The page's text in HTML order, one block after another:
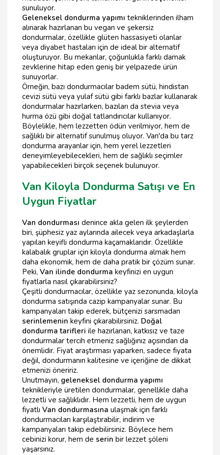
sunuluyor.
Geleneksel dondurma yapımı tekniklerinden ilham
alınarak hazırlanan bu vegan ve şekersiz
dondurmalar, özellikle glüten hassasiyeti olanlar
veya diyabet hastaları için de ideal bir alternatif
oluşturuyor. Bu mekanlar, çoğunlukla farklı damak
zevklerine hitap eden geniş bir yelpazede ürün
sunuyorlar.
Örneğin, bazı dondurmacılar badem sütü, hindistan
cevizi sütü veya yulaf sütü gibi farklı bazlar kullanarak
dondurmalar hazırlarken, bazıları da stevia veya
hurma özü gibi doğal tatlandırıcılar kullanıyor.
Böylelikle, hem lezzetten ödün verilmiyor, hem de
sağlıklı bir alternatif sunulmuş oluyor. Van'da bu tarz
dondurma arayanlar için, hem yerel lezzetleri
deneyimleyebilecekleri, hem de sağlıklı seçimler
yapabilecekleri birçok seçenek bulunuyor.
Van Kiloyla Dondurma Satışı ve En
Uygun Fiyatlar
Van dondurması denince akla gelen ilk şeylerden
biri, şüphesiz yaz aylarında ailecek veya arkadaşlarla
yapılan keyifli dondurma kaçamaklarıdır. Özellikle
kalabalık gruplar için kiloyla dondurma almak hem
daha ekonomik, hem de daha pratik bir çözüm sunar.
Peki, Van ilinde dondurma keyfinizi en uygun
fiyatlarla nasıl çıkarabilirsiniz?
Çeşitli dondurmacılar, özellikle yaz sezonunda, kiloyla
dondurma satışında cazip kampanyalar sunar. Bu
kampanyaları takip ederek, bütçenizi sarsmadan
serinlemenin keyfini çıkarabilirsiniz. Doğal
dondurma tarifleri ile hazırlanan, katkısız ve taze
dondurmalar tercih etmeniz sağlığınız açısından da
önemlidir. Fiyat araştırması yaparken, sadece fiyata
değil, dondurmanın kalitesine ve içeriğine de dikkat
etmenizi öneririz.
Unutmayın, geleneksel dondurma yapımı
teknikleriyle üretilen dondurmalar, genellikle daha
lezzetli ve sağlıklıdır. Hem lezzetli, hem de uygun
fiyatlı Van dondurmasına ulaşmak için farklı
dondurmacıları karşılaştırabilir, indirim ve
kampanyaları takip edebilirsiniz. Böylece hem
cebinizi korur, hem de serin bir lezzet şöleni
yaşarsınız.